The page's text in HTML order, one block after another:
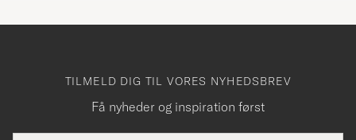
TILMELD DIG TIL VORES NYHEDSBREV
Få nyheder og inspiration først